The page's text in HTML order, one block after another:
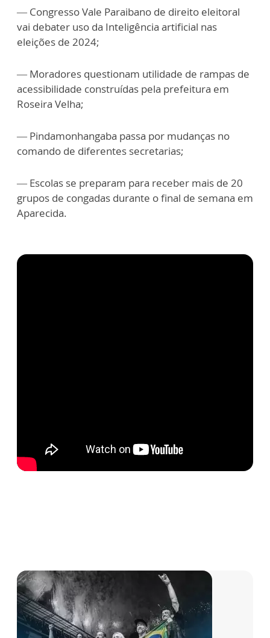
— Congresso Vale Paraibano de direito eleitoral
vai debater uso da Inteligência artificial nas
eleições de 2024;
— Moradores questionam utilidade de rampas de
acessibilidade construídas pela prefeitura em
Roseira Velha;
— Pindamonhangaba passa por mudanças no
comando de diferentes secretarias;
— Escolas se preparam para receber mais de 20
grupos de congadas durante o final de semana em
Aparecida.